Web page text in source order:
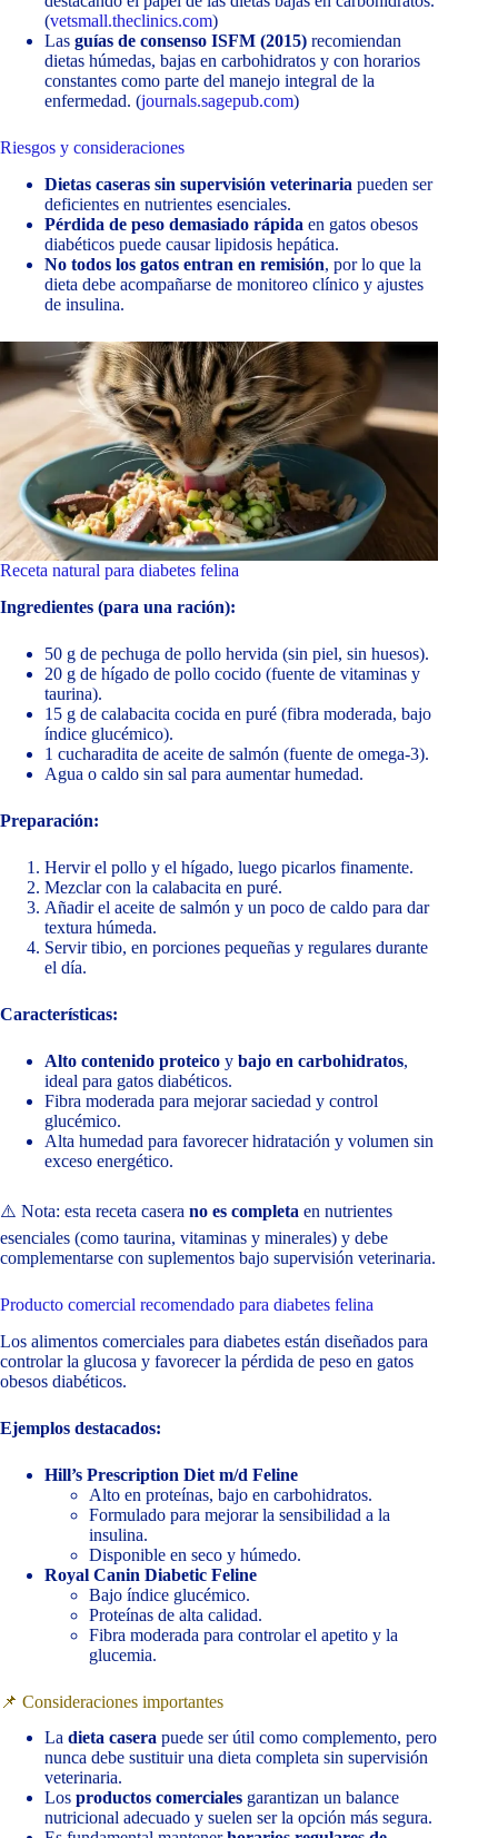
(vetsmall.theclinics.com)
Las guías de consenso ISFM (2015) recomiendan
dietas húmedas, bajas en carbohidratos y con horarios
constantes como parte del manejo integral de la
enfermedad. (journals.sagepub.com)
Riesgos y consideraciones
Dietas caseras sin supervisión veterinaria pueden ser
deficientes en nutrientes esenciales.
Pérdida de peso demasiado rápida en gatos obesos
diabéticos puede causar lipidosis hepática.
No todos los gatos entran en remisión, por lo que la
dieta debe acompañarse de monitoreo clínico y ajustes
de insulina.
Receta natural para diabetes felina
Ingredientes (para una ración):
50 g de pechuga de pollo hervida (sin piel, sin huesos).
20 g de hígado de pollo cocido (fuente de vitaminas y
taurina).
15 g de calabacita cocida en puré (fibra moderada, bajo
índice glucémico).
1 cucharadita de aceite de salmón (fuente de omega-3).
Agua o caldo sin sal para aumentar humedad.
Preparación:
Hervir el pollo y el hígado, luego picarlos finamente.
Mezclar con la calabacita en puré.
Añadir el aceite de salmón y un poco de caldo para dar
textura húmeda.
Servir tibio, en porciones pequeñas y regulares durante
el día.
Características:
Alto contenido proteico y bajo en carbohidratos,
ideal para gatos diabéticos.
Fibra moderada para mejorar saciedad y control
glucémico.
Alta humedad para favorecer hidratación y volumen sin
exceso energético.
⚠️ Nota: esta receta casera no es completa en nutrientes
esenciales (como taurina, vitaminas y minerales) y debe
complementarse con suplementos bajo supervisión veterinaria.
Producto comercial recomendado para diabetes felina
Los alimentos comerciales para diabetes están diseñados para
controlar la glucosa y favorecer la pérdida de peso en gatos
obesos diabéticos.
Ejemplos destacados:
Hill’s Prescription Diet m/d Feline
Alto en proteínas, bajo en carbohidratos.
Formulado para mejorar la sensibilidad a la
insulina.
Disponible en seco y húmedo.
Royal Canin Diabetic Feline
Bajo índice glucémico.
Proteínas de alta calidad.
Fibra moderada para controlar el apetito y la
glucemia.
📌 Consideraciones importantes
La dieta casera puede ser útil como complemento, pero
nunca debe sustituir una dieta completa sin supervisión
veterinaria.
Los productos comerciales garantizan un balance
nutricional adecuado y suelen ser la opción más segura.